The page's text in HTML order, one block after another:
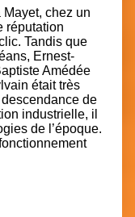
Mayet, chez un
réputation
Tandis que
Ernest-
Amédée
était très
de
industrielle, il
de l’époque.